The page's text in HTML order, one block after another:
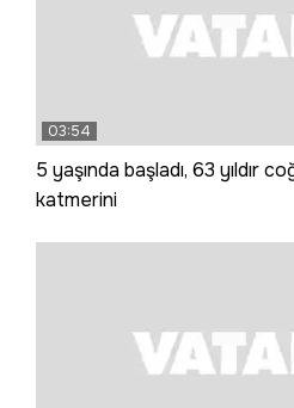
03:54
5 yaşında başladı, 63 yıldır
katmerini